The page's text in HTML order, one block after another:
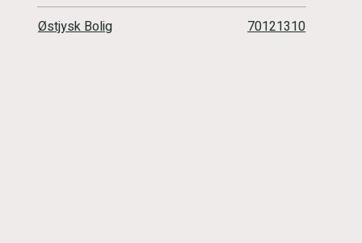
Østjysk Bolig 70121310